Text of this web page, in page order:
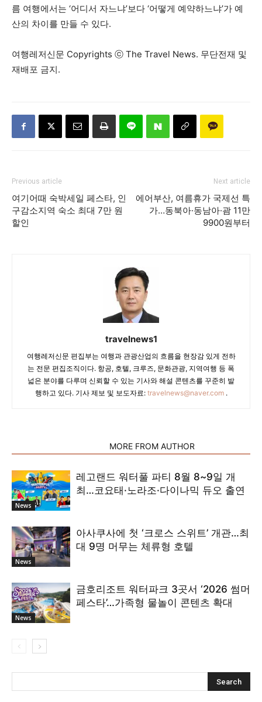
름 여행에서는 ‘어디서 자느냐’보다 ‘어떻게 예약하느냐’가 예
산의 차이를 만들 수 있다.
여행레저신문 Copyrights ⓒ The Travel News. 무단전재 및
재배포 금지.
Previous article
여기어때 숙박세일 페스타, 인
구감소지역 숙소 최대 7만 원
할인
Next article
에어부산, 여름휴가 국제선 특
가…동북아·동남아·괌 11만
9900원부터
travelnews1
여행레저신문 편집부는 여행과 관광산업의 흐름을 현장감 있게 전하
는 전문 편집조직이다. 항공, 호텔, 크루즈, 문화관광, 지역여행 등 폭
넓은 분야를 다루며 신뢰할 수 있는 기사와 해설 콘텐츠를 꾸준히 발
행하고 있다. 기사 제보 및 보도자료: travelnews@naver.com.
MORE FROM AUTHOR
News
레고랜드 워터풀 파티 8월 8~9일 개
최…코요태·노라조·다이나믹 듀오 출연
News
아사쿠사에 첫 ‘크로스 스위트’ 개관…최
대 9명 머무는 체류형 호텔
News
금호리조트 워터파크 3곳서 ‘2026 썸머
페스타’…가족형 물놀이 콘텐츠 확대